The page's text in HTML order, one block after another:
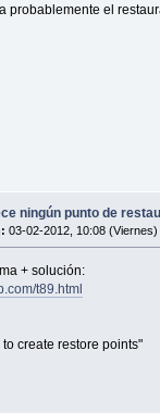
probablemente el
ningún punto de
03-02-2012, 10:08 (Viernes)
+ solución:
t89.html
create restore points"